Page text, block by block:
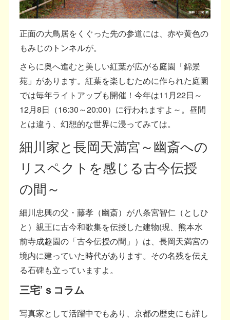
正面の大鳥居をくぐった先の参道には、赤や黄色の
もみじのトンネルが。
さらに奥へ進むと美しい紅葉が広がる庭園「錦景
苑」があります。紅葉を楽しむために作られた庭園
では毎年ライトアップも開催！今年は11月22日～
12月8日（16:30～20:00）に行われますよ～。昼間
とは違う、幻想的な世界に浸ってみては。
細川家と長岡天満宮～幽斎への
リスペクトを感じる古今伝授
の間～
細川忠興の父・藤孝（幽斎）が八条宮智仁（としひ
と）親王に古今和歌集を伝授した建物(現、熊本水
前寺成趣園の「古今伝授の間」）は、長岡天満宮の
境内に建っていた時代があります。その名残を伝え
る石碑も立っていますよ。
三宅’ｓコラム
写真家として活躍中でもあり、京都の歴史にも詳し